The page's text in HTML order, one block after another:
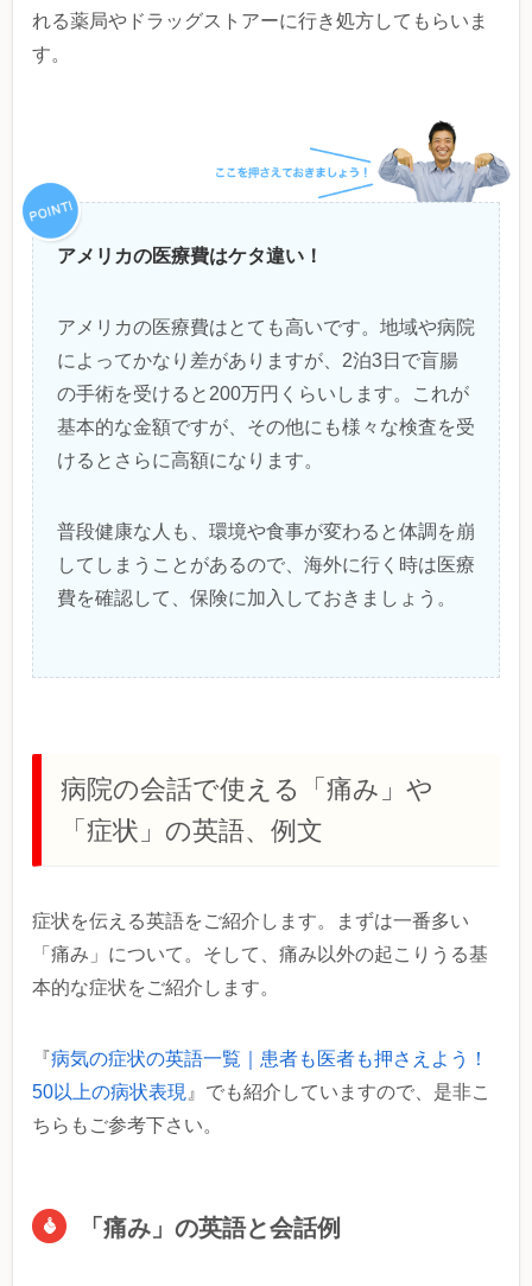
れる薬局やドラッグストアーに行き処方してもらいま
す。
アメリカの医療費はケタ違い！
アメリカの医療費はとても高いです。地域や病院
によってかなり差がありますが、2泊3日で盲腸
の手術を受けると200万円くらいします。これが
基本的な金額ですが、その他にも様々な検査を受
けるとさらに高額になります。
普段健康な人も、環境や食事が変わると体調を崩
してしまうことがあるので、海外に行く時は医療
費を確認して、保険に加入しておきましょう。
病院の会話で使える「痛み」や
「症状」の英語、例文
症状を伝える英語をご紹介します。まずは一番多い
「痛み」について。そして、痛み以外の起こりうる基
本的な症状をご紹介します。
『病気の症状の英語一覧｜患者も医者も押さえよう！
50以上の病状表現 』でも紹介していますので、是非こ
ちらもご参考下さい。
「痛み」の英語と会話例